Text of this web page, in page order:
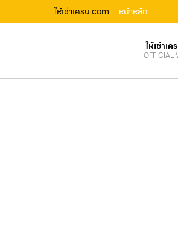
ให้เช่าเครน.com : หน้าหลัก
ให้เช่าเ
OFFICIAL